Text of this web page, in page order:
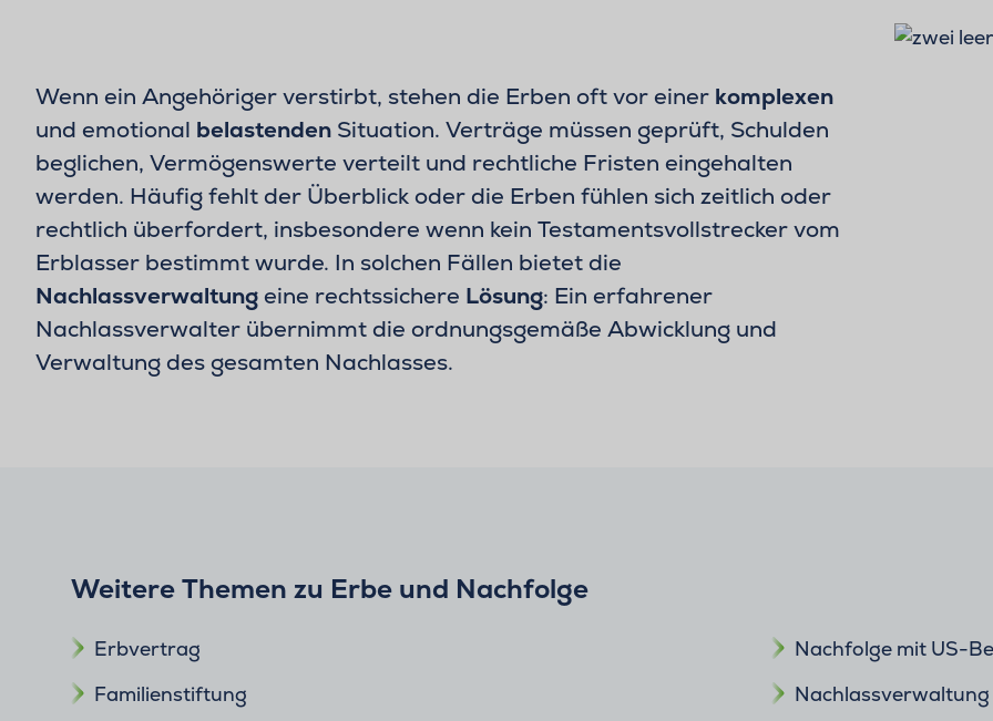
Wenn ein Angehöriger verstirbt, stehen die Erben oft vor einer komplexen
und emotional belastenden Situation. Verträge müssen geprüft, Schulden
beglichen, Vermögenswerte verteilt und rechtliche Fristen eingehalten
werden. Häufig fehlt der Überblick oder die Erben fühlen sich zeitlich oder
rechtlich überfordert, insbesondere wenn kein Testamentsvollstrecker vom
Erblasser bestimmt wurde. In solchen Fällen bietet die
Nachlassverwaltungeine rechtssichere Lösung: Ein erfahrener
Nachlassverwalter übernimmt die ordnungsgemäße Abwicklung und
Verwaltung des gesamten Nachlasses.
Weitere Themen zu Erbe und Nachfolge
Erbvertrag
Familienstiftung
Nachfolge mit US-
Nachlassverwaltung